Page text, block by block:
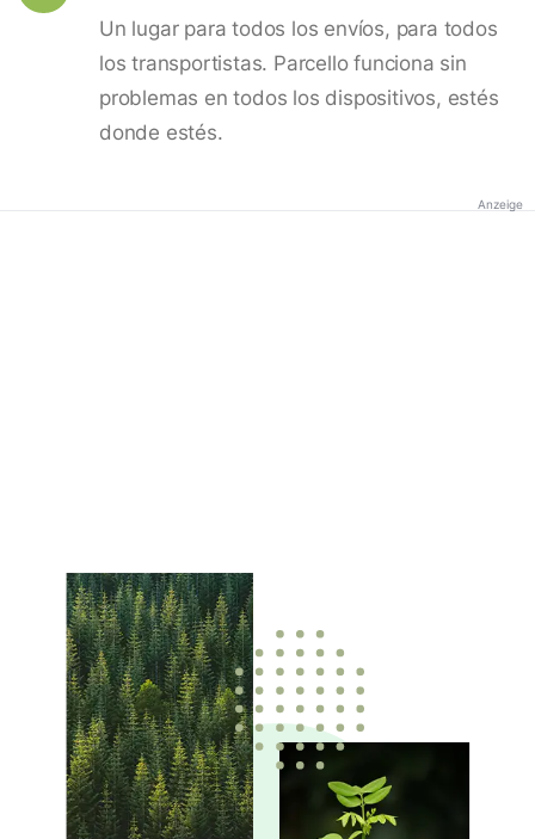
Un lugar para todos los envíos, para todos
los transportistas. Parcello funciona sin
problemas en todos los dispositivos, estés
donde estés.
Anzeige